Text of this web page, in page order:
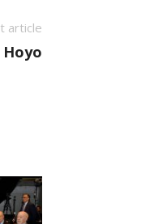
article
Hoyo